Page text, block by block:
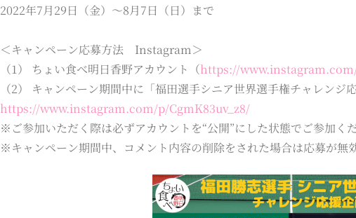
2022年7月29日（金）～8月7日（日）まで
＜キャンペーン応募方法 Instagram＞
（1） ちょい食べ明日香野アカウント（https://
（2） キャンペーン期間中に「福田選手シニア世界選手権チャレンジ
https://www.instagram.com/p/CgmK83uv_z8/
※ご参加いただく際は必ずアカウントを“公開”にした状態でご参加くだ
※キャンペーン期間中、コメント内容の削除をされた場合は応募が無